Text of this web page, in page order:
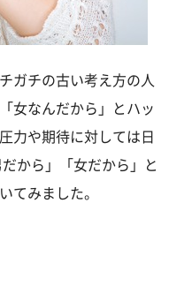
ガチの古い考え方の人
女なんだから」とハッ
力や期待に対しては日
から」「女だから」と
てみました。